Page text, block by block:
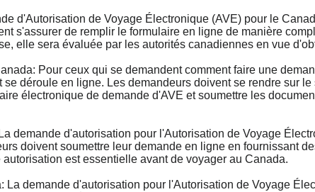
d'Autorisation de Voyage Électronique (AVE) pour le
s'assurer de remplir le formulaire en ligne de manière
elle sera évaluée par les autorités canadiennes en vue
Pour ceux qui se demandent comment faire une
déroule en ligne. Les demandeurs doivent se rendre sur
électronique de demande d'AVE et soumettre les
demande d'autorisation pour l'Autorisation de Voyage
doivent soumettre leur demande en ligne en fournissant
est essentielle avant de voyager au Canada.
La demande d'autorisation pour l'Autorisation de Voyage